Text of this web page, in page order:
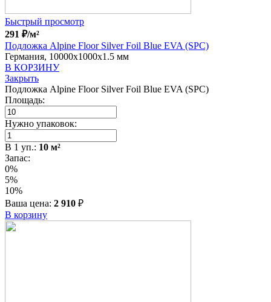
Быстрый просмотр
291 ₽/м²
Подложка Alpine Floor Silver Foil Blue EVA (SPC)
Германия, 10000x1000x1.5 мм
В КОРЗИНУ
Закрыть
Подложка Alpine Floor Silver Foil Blue EVA (SPC)
Площадь:
Нужно упаковок:
В 1 уп.: 10 м²
Запас:
0%
5%
10%
Ваша цена: 2 910 ₽
В корзину